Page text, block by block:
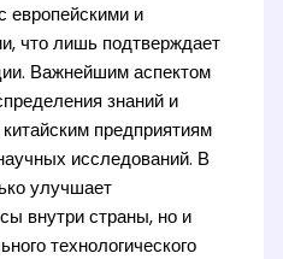
европейскими и
что лишь подтверждает
Важнейшим аспектом
знаний и
предприятиям
исследований. В
улучшает
внутри страны, но и
технологического